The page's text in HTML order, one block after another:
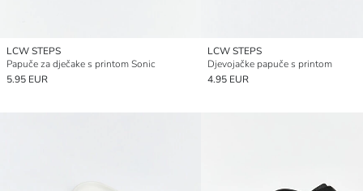
LCW STEPS
Papuče za dječake s printom Sonic
5.95 EUR
LCW STEPS
Djevojačke papuče s printom
4.95 EUR